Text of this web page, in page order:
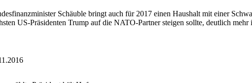
Schäuble bringt auch für 2017 einen Haushalt mit einer
US-Präsidenten Trump auf die NATO-Partner steigen sollte, deutlich